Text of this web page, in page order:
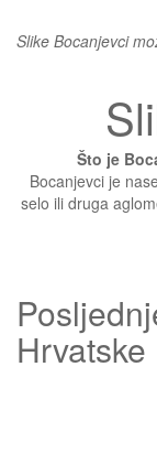
Slike Bocanjevci
Što je
Bocanjevci je
selo ili druga
Hrvatske